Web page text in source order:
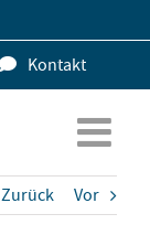
Kontakt
Zurück Vor